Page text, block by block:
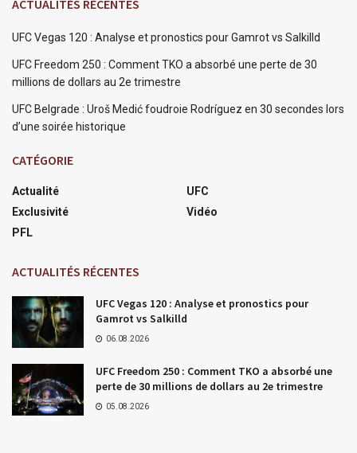
ACTUALITÉS RÉCENTES
UFC Vegas 120 : Analyse et pronostics pour Gamrot vs Salkilld
UFC Freedom 250 : Comment TKO a absorbé une perte de 30
millions de dollars au 2e trimestre
UFC Belgrade : Uroš Medić foudroie Rodríguez en 30 secondes lors
d’une soirée historique
CATÉGORIE
Actualité
Exclusivité
PFL
UFC
Vidéo
ACTUALITÉS RÉCENTES
UFC Vegas 120 : Analyse et pronostics pour
Gamrot vs Salkilld
06.08.2026
UFC Freedom 250 : Comment TKO a absorbé une
perte de 30 millions de dollars au 2e trimestre
05.08.2026